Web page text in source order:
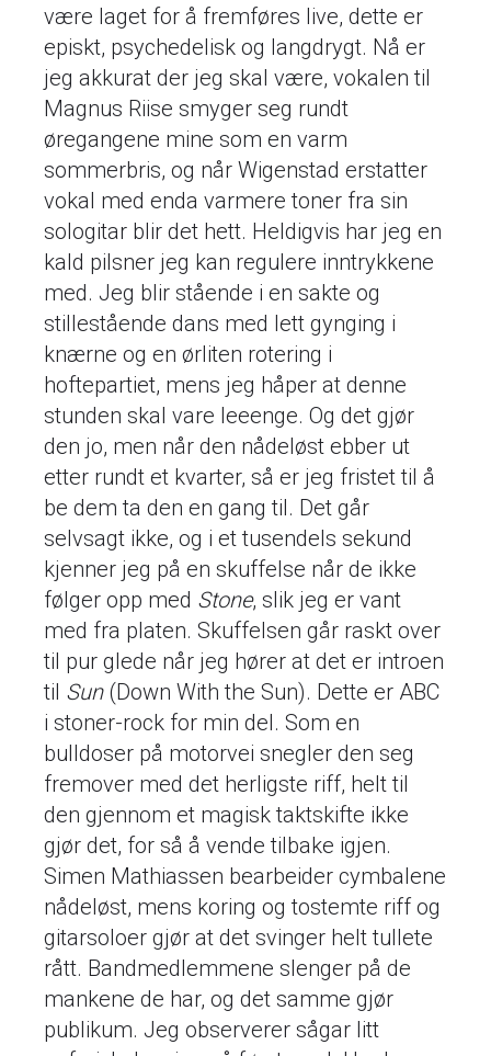
være laget for å fremføres live, dette er
episkt, psychedelisk og langdrygt. Nå er
jeg akkurat der jeg skal være, vokalen til
Magnus Riise smyger seg rundt
øregangene mine som en varm
sommerbris, og når Wigenstad erstatter
vokal med enda varmere toner fra sin
sologitar blir det hett. Heldigvis har jeg en
kald pilsner jeg kan regulere inntrykkene
med. Jeg blir stående i en sakte og
stillestående dans med lett gynging i
knærne og en ørliten rotering i
hoftepartiet, mens jeg håper at denne
stunden skal vare leeenge. Og det gjør
den jo, men når den nådeløst ebber ut
etter rundt et kvarter, så er jeg fristet til å
be dem ta den en gang til. Det går
selvsagt ikke, og i et tusendels sekund
kjenner jeg på en skuffelse når de ikke
følger opp med Stone, slik jeg er vant
med fra platen. Skuffelsen går raskt over
til pur glede når jeg hører at det er introen
til Sun(Down With the Sun). Dette er ABC
i stoner-rock for min del. Som en
bulldoser på motorvei snegler den seg
fremover med det herligste riff, helt til
den gjennom et magisk taktskifte ikke
gjør det, for så å vende tilbake igjen.
Simen Mathiassen bearbeider cymbalene
nådeløst, mens koring og tostemte riff og
gitarsoloer gjør at det svinger helt tullete
rått. Bandmedlemmene slenger på de
mankene de har, og det samme gjør
publikum. Jeg observerer sågar litt